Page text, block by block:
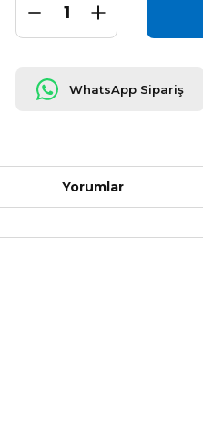
WhatsApp Sipariş
Yorumlar